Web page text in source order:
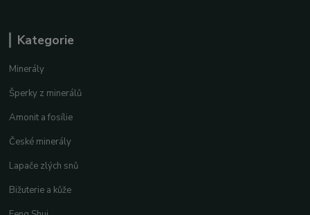
Kategorie
Minerály
Šperky z minerálů
Amonit a fosílie
České minerály
Lapače zlých snů
Bižuterie a kůže